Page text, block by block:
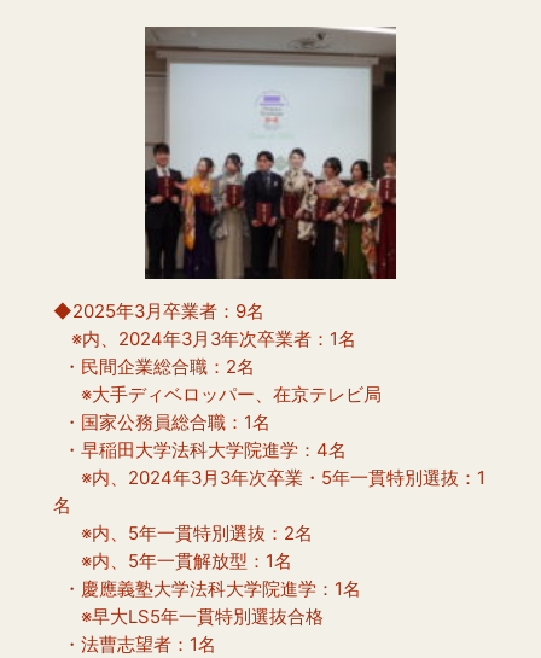
◆2025年3月卒業者：9名
※内、2024年3月3年次卒業者：1名
  ・民間企業総合職：2名
※大手ディベロッパー、在京テレビ局
  ・国家公務員総合職：1名
  ・早稲田大学法科大学院進学：4名
※内、2024年3月3年次卒業・5年一貫特別選抜：1
名
※内、5年一貫特別選抜：2名
※内、5年一貫解放型：1名
  ・慶應義塾大学法科大学院進学：1名
※早大LS5年一貫特別選抜合格
  ・法曹志望者：1名